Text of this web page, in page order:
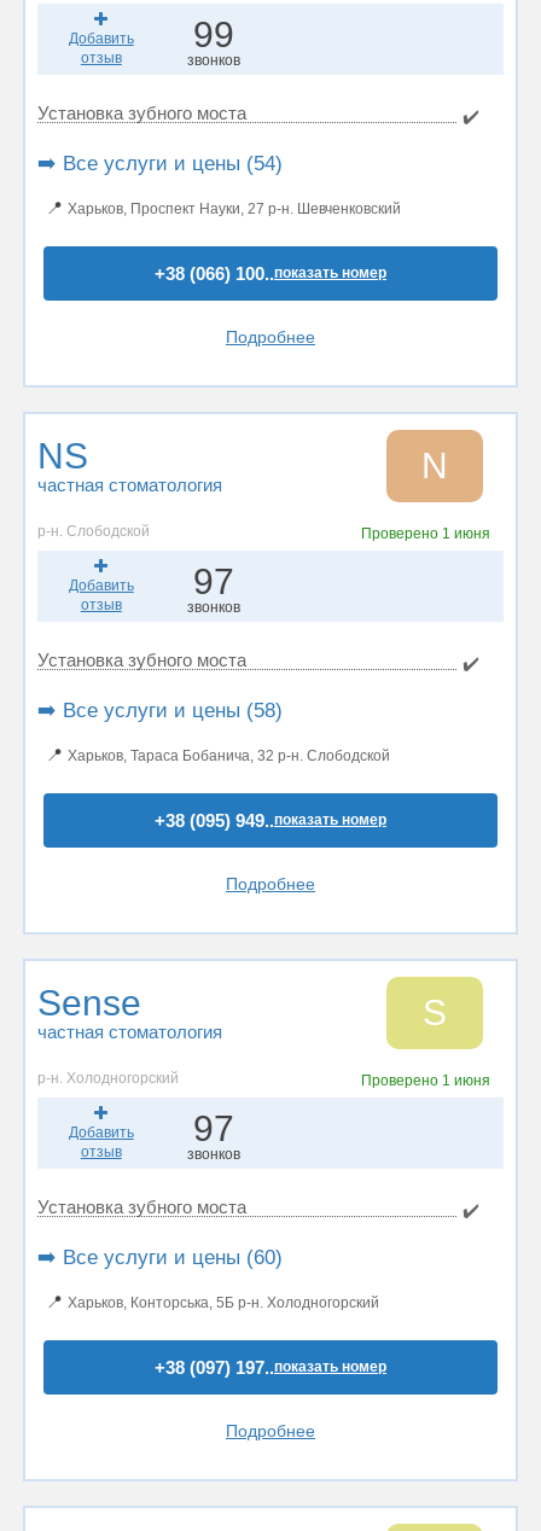
Добавить
отзыв
99
звонков
Установка зубного моста ✔️
➡️ Все услуги и цены (54)
📍 Харьков, Проспект Науки, 27 р-н. Шевченковский
+38 (066) 100..показать номер
Подробнее
NS
частная стоматология N
р-н. Слободской Проверено 1 июня
Добавить
отзыв
97
звонков
Установка зубного моста ✔️
➡️ Все услуги и цены (58)
📍 Харьков, Тараса Бобанича, 32 р-н. Слободской
+38 (095) 949..показать номер
Подробнее
Sense
частная стоматология S
р-н. Холодногорский Проверено 1 июня
Добавить
отзыв
97
звонков
Установка зубного моста ✔️
➡️ Все услуги и цены (60)
📍 Харьков, Конторська, 5Б р-н. Холодногорский
+38 (097) 197..показать номер
Подробнее